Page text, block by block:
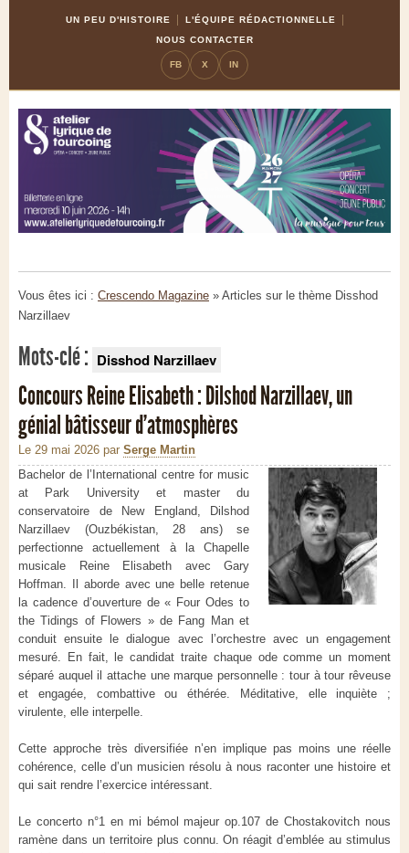
UN PEU D'HISTOIRE
L'ÉQUIPE RÉDACTIONNELLE
NOUS CONTACTER
FB X IN
Vous êtes ici : Crescendo Magazine » Articles sur le thème Disshod
Narzillaev
Mots-clé : Disshod Narzillaev
Concours Reine Elisabeth : Dilshod Narzillaev, un
génial bâtisseur d’atmosphères
Le 29 mai 2026 par Serge Martin
Bachelor de l’International centre for music
at Park University et master du
conservatoire de New England, Dilshod
Narzillaev (Ouzbékistan, 28 ans) se
perfectionne actuellement à la Chapelle
musicale Reine Elisabeth avec Gary
Hoffman. Il aborde avec une belle retenue
la cadence d’ouverture de « Four Odes to
the Tidings of Flowers » de Fang Man et
conduit ensuite le dialogue avec l’orchestre avec un engagement
mesuré. En fait, le candidat traite chaque ode comme un moment
séparé auquel il attache une marque personnelle : tour à tour rêveuse
et engagée, combattive ou éthérée. Méditative, elle inquiète ;
virulente, elle interpelle.
Cette approche très diversifiée n’en implique pas moins une réelle
cohérence, celle d’un musicien résolu à nous raconter une histoire et
qui sait rendre l’exercice intéressant.
Le concerto n°1 en mi bémol majeur op.107 de Chostakovitch nous
ramène dans un territoire plus connu. On réagit d’emblée au stimulus